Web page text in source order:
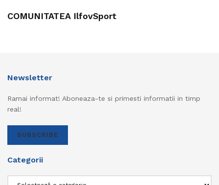
COMUNITATEA IlfovSport
Newsletter
Ramai informat! Aboneaza-te si primesti informatii in timp
real!
SUBSCRIBE
Categorii